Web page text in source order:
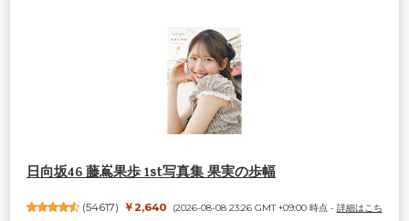
日向坂46 藤嶌果歩 1st写真集 果実の歩幅
(54617) ￥2,640 (2026-08-08 23:26 GMT +09:00 時点 - 詳細はこち